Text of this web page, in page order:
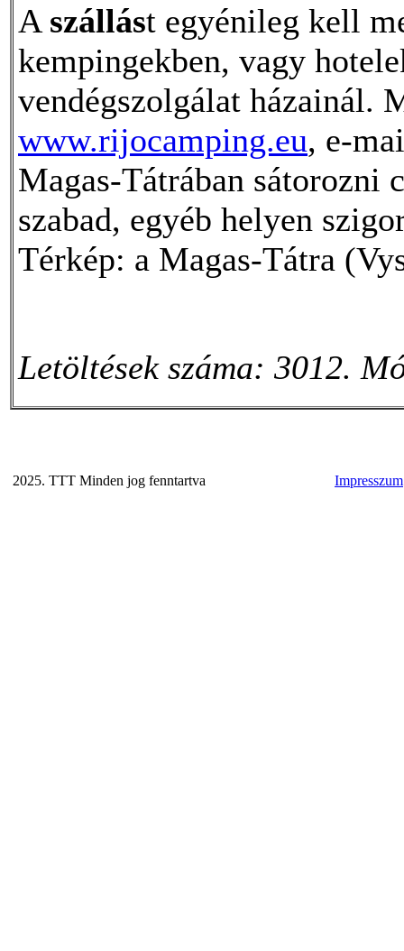
A szállást egyénileg kell
kempingekben, vagy
vendégszolgálat házainál.
www.rijocamping.eu, e-
Magas-Tátrában sátorozni
szabad, egyéb helyen
Térkép: a Magas-Tátra
Letöltések száma: 3012.
2025. TTT Minden jog fenntartva Impresszum